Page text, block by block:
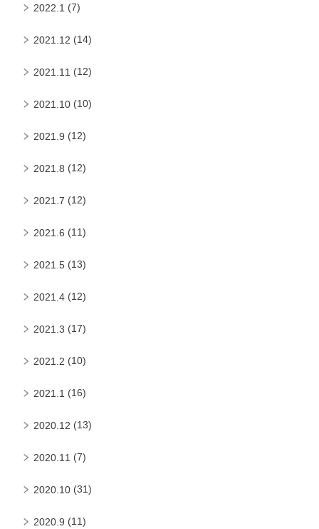
2022.1 (7)
2021.12 (14)
2021.11 (12)
2021.10 (10)
2021.9 (12)
2021.8 (12)
2021.7 (12)
2021.6 (11)
2021.5 (13)
2021.4 (12)
2021.3 (17)
2021.2 (10)
2021.1 (16)
2020.12 (13)
2020.11 (7)
2020.10 (31)
2020.9 (11)